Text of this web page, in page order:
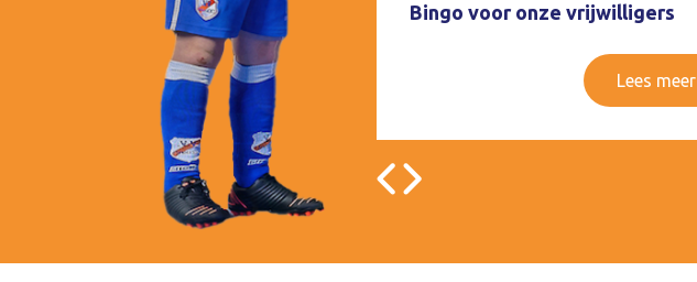
Bingo voor onze vrijwilligers
Lees meer